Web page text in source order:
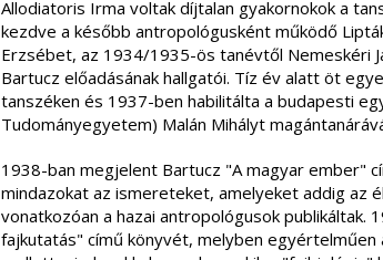
Allodiatoris Irma voltak díjtalan gyakornokok a
kezdve a később antropológusként működő
Erzsébet, az 1934/1935-ös tanévtől Nemeskéri
Bartucz előadásának hallgatói. Tíz év alatt öt
tanszéken és 1937-ben habilitálta a budapesti
Tudományegyetem) Malán Mihályt
1938-ban megjelent Bartucz "A magyar ember"
mindazokat az ismereteket, amelyeket addig az
vonatkozóan a hazai antropológusok
fajkutatás" című könyvét, melyben